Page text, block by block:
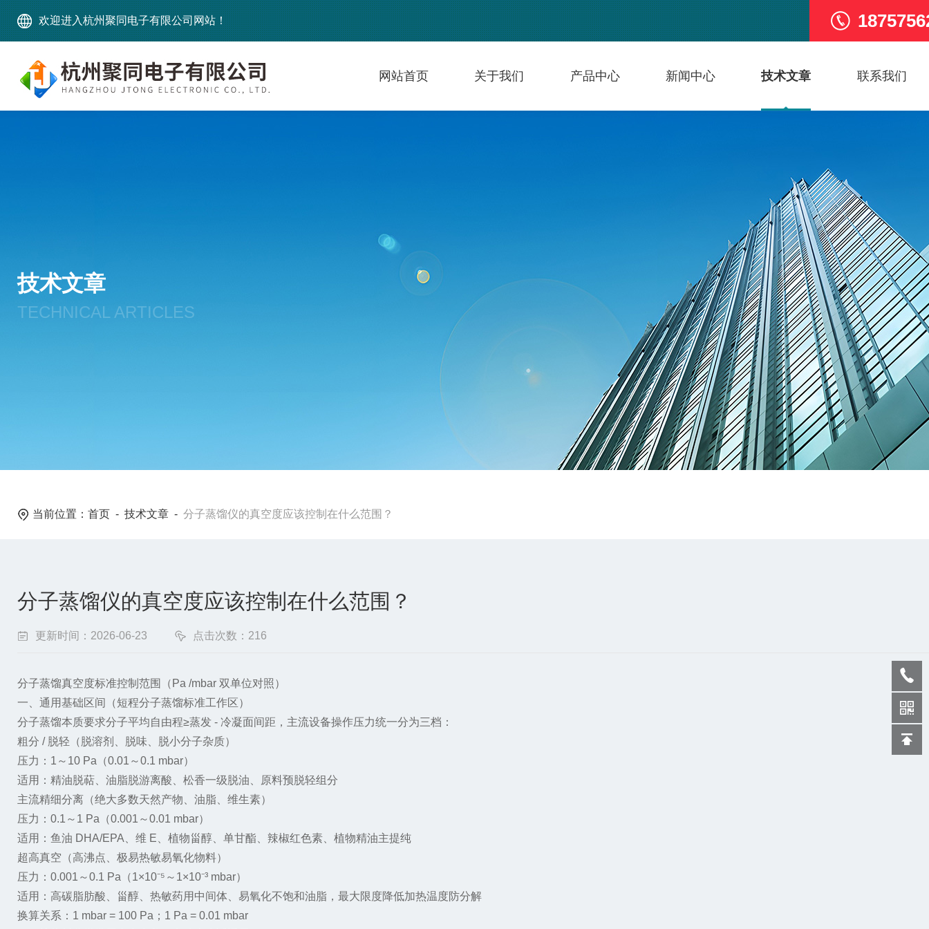
欢迎进入杭州聚同电子有限公司网站！
网站首页 关于我们 产品中心 新闻中心 技术文章 联系我们
技术文章
TECHNICAL ARTICLES
当前位置： 首页 - 技术文章 - 分子蒸馏仪的真空度应该控制在什么范围？
分子蒸馏仪的真空度应该控制在什么范围？
更新时间：2026-06-23 点击次数：216
分子蒸馏真空度标准控制范围（Pa /mbar 双单位对照）
一、通用基础区间（短程分子蒸馏标准工作区）
分子蒸馏本质要求分子平均自由程≥蒸发 - 冷凝面间距，主流设备操作压力统一分为三档：
粗分 / 脱轻（脱溶剂、脱味、脱小分子杂质）
压力：1～10 Pa（0.01～0.1 mbar）
适用：精油脱萜、油脂脱游离酸、松香一级脱油、原料预脱轻组分
主流精细分离（绝大多数天然产物、油脂、维生素）
压力：0.1～1 Pa（0.001～0.01 mbar）
适用：鱼油 DHA/EPA、维 E、植物甾醇、单甘酯、辣椒红色素、植物精油主提纯
超高真空（高沸点、极易热敏易氧化物料）
压力：0.001～0.1 Pa（1×10⁻⁵～1×10⁻³ mbar）
适用：高碳脂肪酸、甾醇、热敏药用中间体、易氧化不饱和油脂，最大限度降低加热温度防分解
换算关系：1 mbar = 100 Pa；1 Pa = 0.01 mbar